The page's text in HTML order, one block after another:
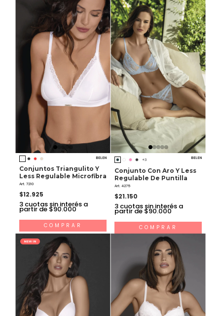
BELEN
Conjuntos Triangulito Y
Less Regulable Microfibra
Art. 7210
$12.925
3 cuotas sin interés a
partir de $90.000
COMPRAR
+3 BELEN
Conjunto Con Aro Y Less
Regulable De Puntilla
Art. 4275
$21.150
3 cuotas sin interés a
partir de $90.000
COMPRAR